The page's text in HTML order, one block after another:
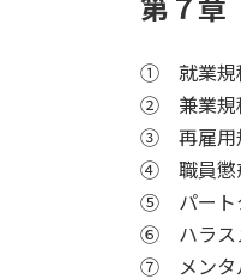
第７
① 就業規
② 兼業規
③ 再雇用
④ 職員懲
⑤ パート
⑥ ハラス
⑦ メンタ